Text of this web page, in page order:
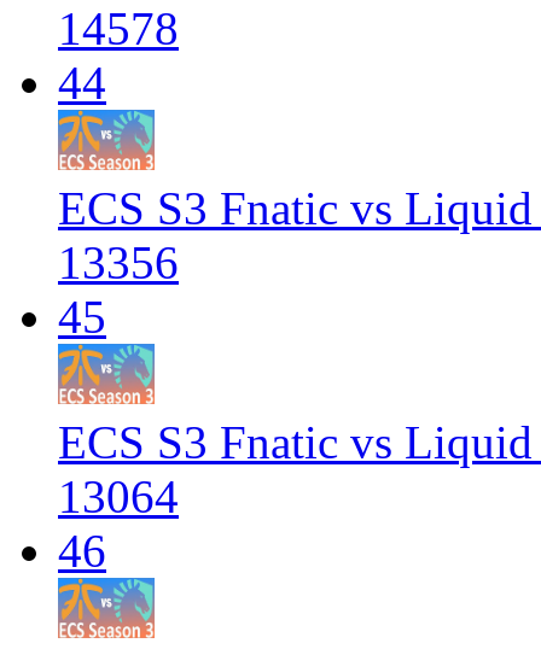
14578
44
ECS S3 Fnatic vs
13356
45
ECS S3 Fnatic vs
13064
46